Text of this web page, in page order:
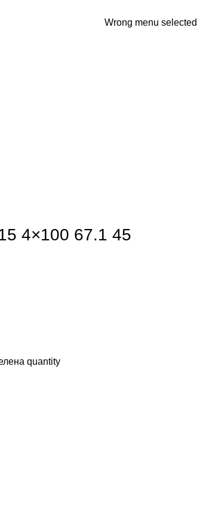
Wrong menu selected
4×100 67.1 45
quantity